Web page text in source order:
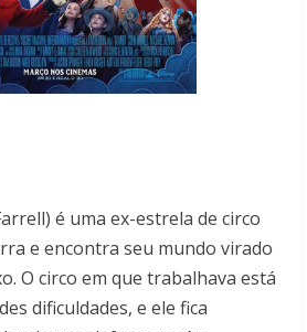
é uma ex-estrela de circo
e encontra seu mundo virado
O circo em que trabalhava está
dificuldades, e ele fica